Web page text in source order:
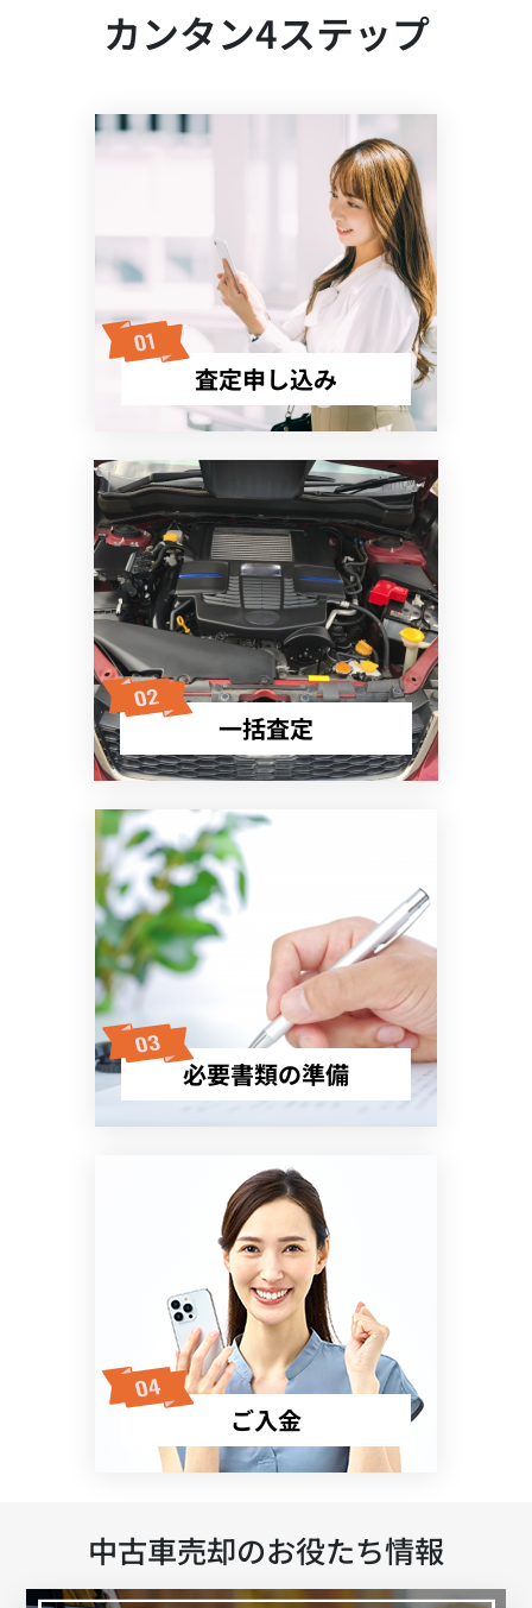
カンタン4ステップ
査定申し込み
一括査定
必要書類の準備
ご入金
中古車売却のお役たち情報